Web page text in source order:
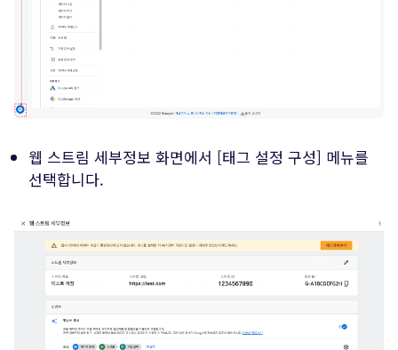
웹 스트림 세부정보 화면에서 [태그 설정 구성] 메뉴를
선택합니다.